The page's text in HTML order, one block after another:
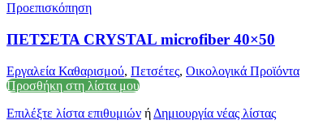
Προεπισκόπηση
ΠΕΤΣΕΤΑ CRYSTAL microfiber 40×50
Εργαλεία Καθαρισμού, Πετσέτες, Οικολογικά Προϊόντα
Προσθήκη στη λίστα μου
Επιλέξτε λίστα επιθυμιών ή Δημιουργία νέας λίστας